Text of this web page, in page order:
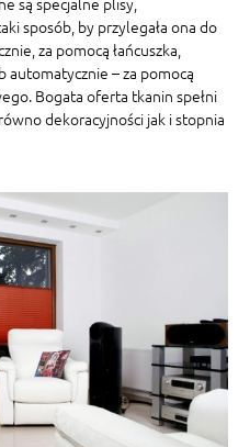
sposób, by przylegała ona do
za pomocą łańcuszka,
– za pomocą
Bogata oferta tkanin spełni
dekoracyjności jak i stopnia